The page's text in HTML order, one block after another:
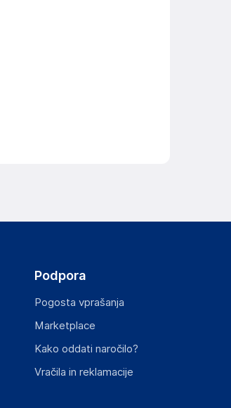
Podpora
Pogosta vprašanja
Marketplace
Kako oddati naročilo?
Vračila in reklamacije